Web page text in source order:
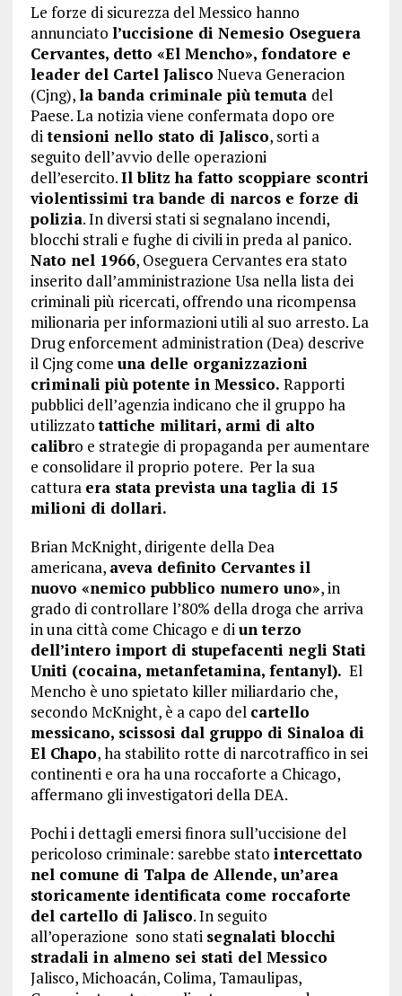
Le forze di sicurezza del Messico hanno
annunciato l’uccisione di Nemesio Oseguera
Cervantes, detto «El Mencho», fondatore e
leader del Cartel Jalisco Nueva Generacion
(Cjng),la banda criminale più temuta del
Paese. La notizia viene confermata dopo ore
ditensioni nello stato di Jalisco, sorti a
seguito dell’avvio delle operazioni
dell’esercito.Il blitz ha fatto scoppiare scontri
violentissimi tra bande di narcos e forze di
polizia. In diversi stati si segnalano incendi,
blocchi strali e fughe di civili in preda al panico.
Nato nel 1966, Oseguera Cervantes era stato
inserito dall’amministrazione Usa nella lista dei
criminali più ricercati, offrendo una ricompensa
milionaria per informazioni utili al suo arresto. La
Drug enforcement administration (Dea) descrive
il Cjng come una delle organizzazioni
criminali più potente in Messico. Rapporti
pubblici dell’agenzia indicano che il gruppo ha
utilizzatotattiche militari, armi di alto
calibro e strategie di propaganda per aumentare
e consolidare il proprio potere. Per la sua
cattura era stata prevista una taglia di 15
milioni di dollari.
Brian McKnight, dirigente della Dea
americana, aveva definito Cervantes il
nuovo «nemico pubblico numero uno», in
grado di controllare l’80% della droga che arriva
in una città come Chicago e diun terzo
dell’intero import di stupefacenti negli Stati
Uniti (cocaina, metanfetamina, fentanyl). El
Mencho è uno spietato killer miliardario che,
secondo McKnight, è a capo del cartello
messicano, scissosi dal gruppo di Sinaloa di
El Chapo, ha stabilito rotte di narcotraffico in sei
continenti e ora ha una roccaforte a Chicago,
affermano gli investigatori della DEA.
Pochi i dettagli emersi finora sull’uccisione del
pericoloso criminale: sarebbe stato intercettato
nel comune di Talpa de Allende, un’area
storicamente identificata come roccaforte
del cartello di Jalisco. In seguito
all’operazione sono stati segnalati blocchi
stradali in almeno sei stati del Messico
Jalisco, Michoacán, Colima, Tamaulipas,